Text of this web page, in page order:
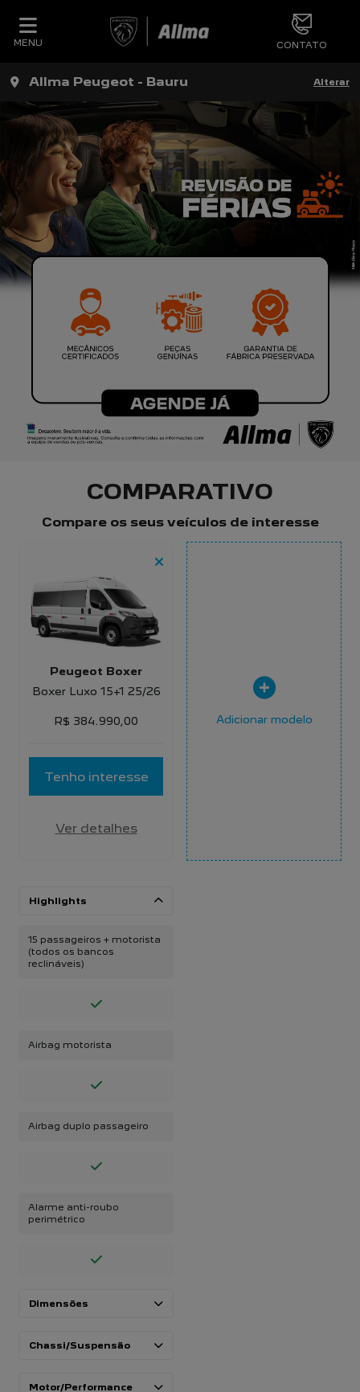
MENU CONTATO
Allma Peugeot - Bauru Alterar
COMPARATIVO
Compare os seus veículos de interesse
Peugeot Boxer
Boxer Luxo 15+1 25/26
R$ 384.990,00
Tenho interesse
Ver detalhes
Adicionar modelo
Highlights
15 passageiros + motorista
(todos os bancos
reclináveis)
Airbag motorista
Airbag duplo passageiro
Alarme anti-roubo
perimétrico
Dimensões
Chassi/Suspensão
Motor/Performance